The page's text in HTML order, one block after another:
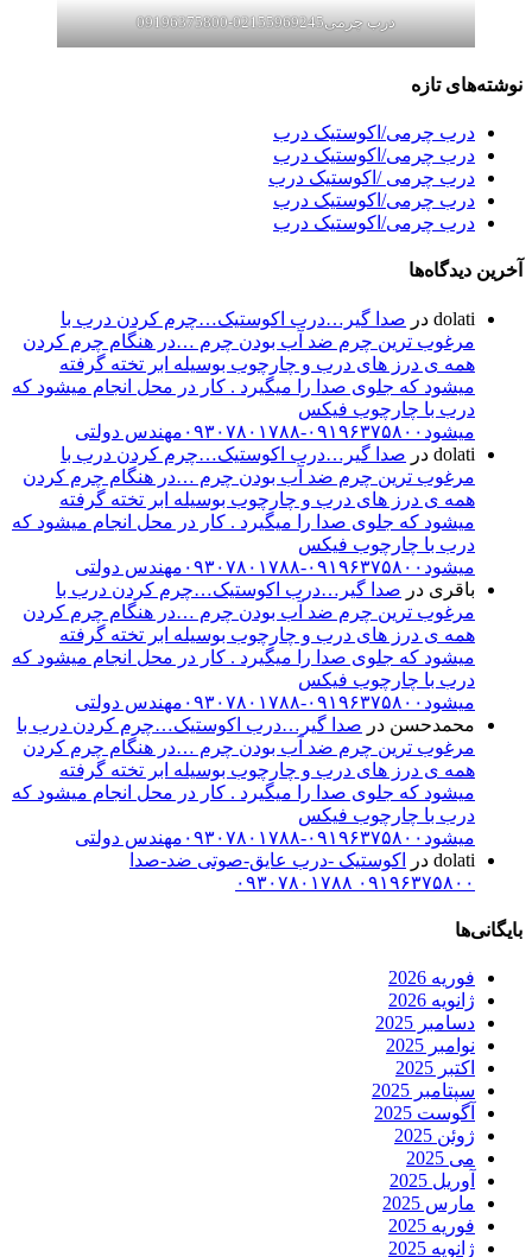
درب چرمی02155969245-09196375800
تازه
چرمی/اکوستیک درب
چرمی/اکوستیک درب
چرمی /اکوستیک درب
چرمی/اکوستیک درب
چرمی/اکوستیک درب
درصدا گیر…درب اکوستیک…چرم کردن درب با
ترین چرم ضد آب بودن چرم …در هنگام چرم کردن
ی درز های درب و چارچوب بوسیله ابر تخته گرفته
که جلوی صدا را میگیرد . کار در محل انجام میشود که
با چارچوب فیکس
درصدا گیر…درب اکوستیک…چرم کردن درب با
ترین چرم ضد آب بودن چرم …در هنگام چرم کردن
ی درز های درب و چارچوب بوسیله ابر تخته گرفته
که جلوی صدا را میگیرد . کار در محل انجام میشود که
با چارچوب فیکس
درصدا گیر…درب اکوستیک…چرم کردن درب با
ترین چرم ضد آب بودن چرم …در هنگام چرم کردن
ی درز های درب و چارچوب بوسیله ابر تخته گرفته
که جلوی صدا را میگیرد . کار در محل انجام میشود که
با چارچوب فیکس
درصدا گیر…درب اکوستیک…چرم کردن درب با
ترین چرم ضد آب بودن چرم …در هنگام چرم کردن
ی درز های درب و چارچوب بوسیله ابر تخته گرفته
که جلوی صدا را میگیرد . کار در محل انجام میشود که
با چارچوب فیکس
دراکوستیک -درب عایق-صوتی ضد-صدا
۰۹۳۰۷۸۰۱۷۸۸
2026
2026
2025
2025
2025
2025
2025
2025
2025
2025
2025
2025